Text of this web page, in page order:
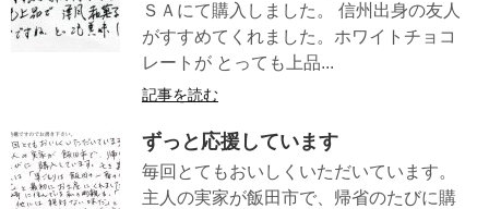
ＳＡにて購入しました。 信州出身の友人
がすすめてくれました。ホワイトチョコ
レートが とっても上品...
記事を読む
ずっと応援しています
毎回とてもおいしくいただいています。
主人の実家が飯田市で、帰省のたびに購